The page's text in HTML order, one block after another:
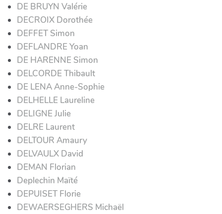
DE BRUYN Valérie
DECROIX Dorothée
DEFFET Simon
DEFLANDRE Yoan
DE HARENNE Simon
DELCORDE Thibault
DE LENA Anne-Sophie
DELHELLE Laureline
DELIGNE Julie
DELRE Laurent
DELTOUR Amaury
DELVAULX David
DEMAN Florian
Deplechin Maïté
DEPUISET Florie
DEWAERSEGHERS Michaël